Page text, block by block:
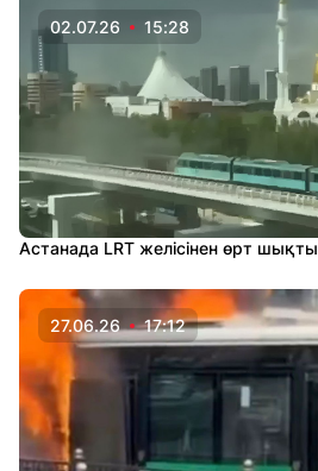
02.07.26 15:28
​Астанада LRT желісінен өрт шықты
27.06.26 17:12